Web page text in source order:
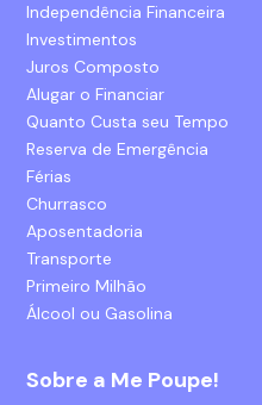
Independência Financeira
Investimentos
Juros Composto
Alugar o Financiar
Quanto Custa seu Tempo
Reserva de Emergência
Férias
Churrasco
Aposentadoria
Transporte
Primeiro Milhão
Álcool ou Gasolina
Sobre a Me Poupe!